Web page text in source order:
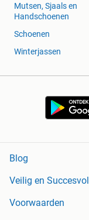
Mutsen, Sjaals en
Handschoenen
Schoenen
Winterjassen
Blog
Veilig en Succesvol
Voorwaarden